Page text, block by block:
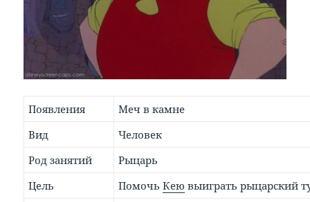
Появления
Меч в камне
Вид
Человек
Род занятий
Рыцарь
Цель
ПомочьКею выиграть рыцарский